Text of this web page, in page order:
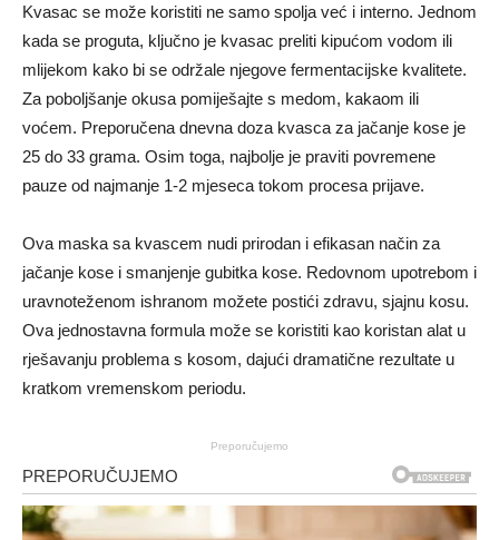
Kvasac se može koristiti ne samo spolja već i interno. Jednom
kada se proguta, ključno je kvasac preliti kipućom vodom ili
mlijekom kako bi se održale njegove fermentacijske kvalitete.
Za poboljšanje okusa pomiješajte s medom, kakaom ili
voćem. Preporučena dnevna doza kvasca za jačanje kose je
25 do 33 grama. Osim toga, najbolje je praviti povremene
pauze od najmanje 1-2 mjeseca tokom procesa prijave.
Ova maska ​​sa kvascem nudi prirodan i efikasan način za
jačanje kose i smanjenje gubitka kose. Redovnom upotrebom i
uravnoteženom ishranom možete postići zdravu, sjajnu kosu.
Ova jednostavna formula može se koristiti kao koristan alat u
rješavanju problema s kosom, dajući dramatične rezultate u
kratkom vremenskom periodu.
Preporučujemo